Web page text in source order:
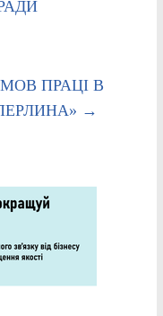
ПРАЦІ В
→